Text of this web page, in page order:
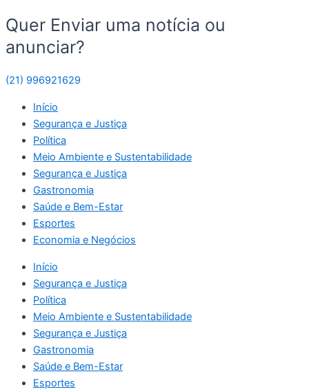
Quer Enviar uma notícia ou
anunciar?
(21) 996921629
Início
Segurança e Justiça
Política
Meio Ambiente e Sustentabilidade
Segurança e Justiça
Gastronomia
Saúde e Bem-Estar
Esportes
Economia e Negócios
Início
Segurança e Justiça
Política
Meio Ambiente e Sustentabilidade
Segurança e Justiça
Gastronomia
Saúde e Bem-Estar
Esportes